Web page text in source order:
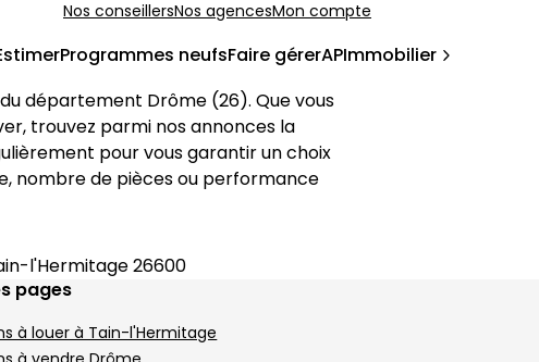
Nos conseillersNos agencesMon compte
Programmes neufsFaire gérerAPImmobilier
Gervans
département Drôme (26). Que vous
trouvez parmi nos annonces la
pour vous garantir un choix
nombre de pièces ou performance
l'Hermitage 26600
pages
à louer à Tain-l'Hermitage